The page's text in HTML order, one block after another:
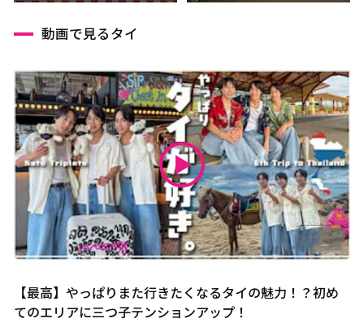
動画で見るタイ
【最高】やっぱりまた行きたくなるタイの魅力！？初め
てのエリアに三つ子テンションアップ！